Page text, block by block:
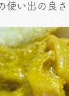
使い出の良さ